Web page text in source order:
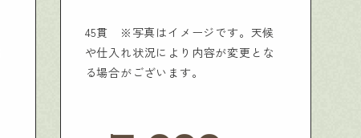
45貫 ※写真はイメージです。天候
や仕入れ状況により内容が変更とな
る場合がございます。